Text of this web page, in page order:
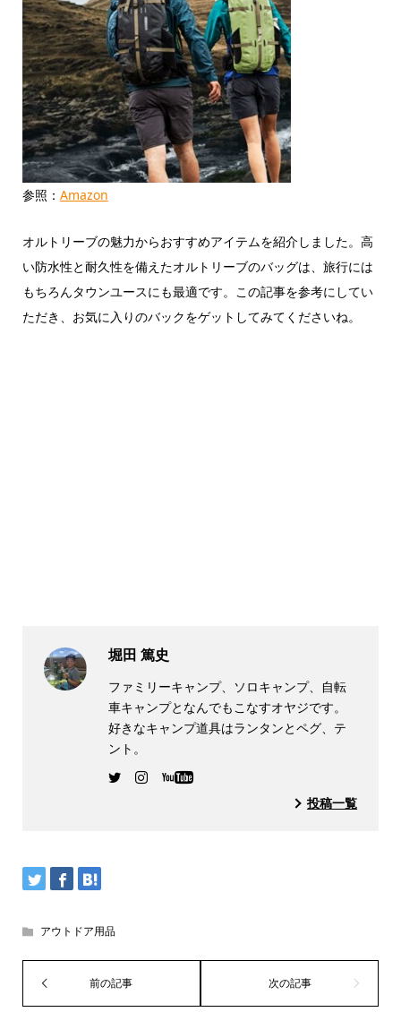
参照： Amazon
オルトリーブの魅力からおすすめアイテムを紹介しました。高
い防水性と耐久性を備えたオルトリーブのバッグは、旅行には
もちろんタウンユースにも最適です。この記事を参考にしてい
ただき、お気に入りのバックをゲットしてみてくださいね。
堀田 篤史
ファミリーキャンプ、ソロキャンプ、自転
車キャンプとなんでもこなすオヤジです。
好きなキャンプ道具はランタンとペグ、テ
ント。
投稿一覧
アウトドア用品